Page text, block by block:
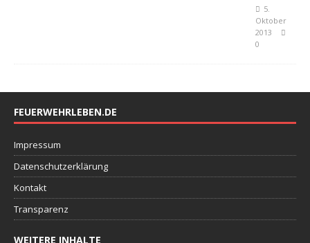
5.
Oktober
2013
0
FEUERWEHRLEBEN.DE
Impressum
Datenschutzerklärung
Kontakt
Transparenz
WEITERE INHALTE